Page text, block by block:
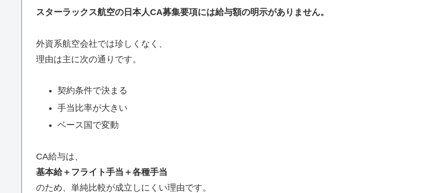
スターラックス航空の日本人CA募集要項には給与額の明示がありません。
外資系航空会社では珍しくなく、
理由は主に次の通りです。
契約条件で決まる
手当比率が大きい
ベース国で変動
CA給与は、
基本給＋フライト手当＋各種手当
のため、単純比較が成立しにくい理由です。